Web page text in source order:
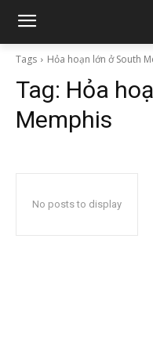
Tags Hỏa hoạn lớn ở South
Tag: Hỏa
Memphis
No posts to display